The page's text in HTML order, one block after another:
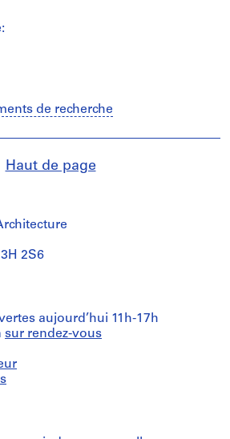
de recherche
Haut de page
2S6
aujourd’hui 11h-17h
sur rendez-vous